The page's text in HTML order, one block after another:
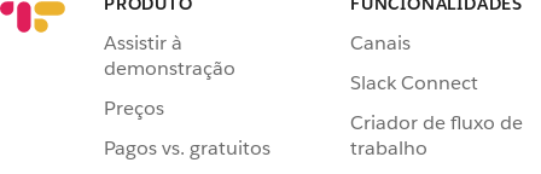
Assistir à
demonstração
Preços
Pagos vs. gratuitos
Canais
Slack Connect
Criador de fluxo de
trabalho